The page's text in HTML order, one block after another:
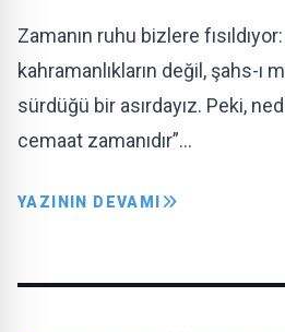
Zamanın ruhu bizlere
kahramanlıkların değil, şahs-ı
sürdüğü bir asırdayız. Peki,
cemaat zamanıdır”…
YAZININ DEVAMI